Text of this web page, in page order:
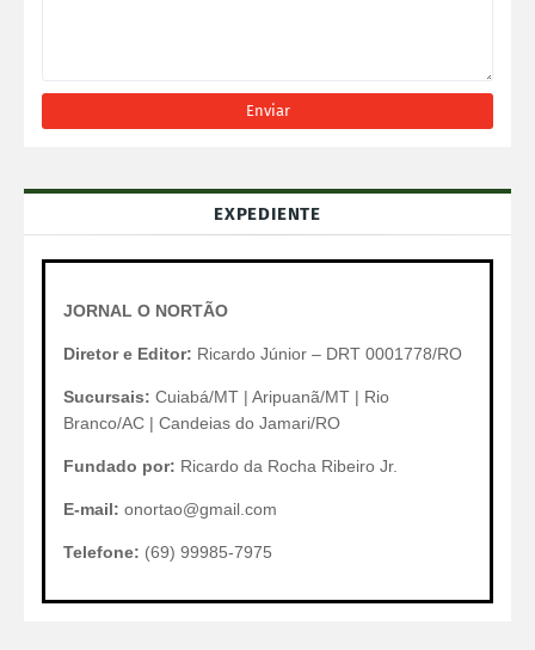
EXPEDIENTE
JORNAL O NORTÃO
Diretor e Editor: Ricardo Júnior – DRT 0001778/RO
Sucursais: Cuiabá/MT | Aripuanã/MT | Rio
Branco/AC | Candeias do Jamari/RO
Fundado por: Ricardo da Rocha Ribeiro Jr.
E-mail: onortao@gmail.com
Telefone: (69) 99985-7975